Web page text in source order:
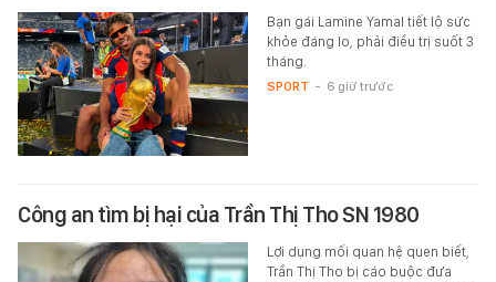
Bạn gái Lamine Yamal tiết lộ sức
khỏe đáng lo, phải điều trị suốt 3
tháng.
SPORT - 6 giờ trước
Công an tìm bị hại của Trần Thị Tho SN 1980
Lợi dụng mối quan hệ quen biết,
Trần Thị Tho bị cáo buộc đưa